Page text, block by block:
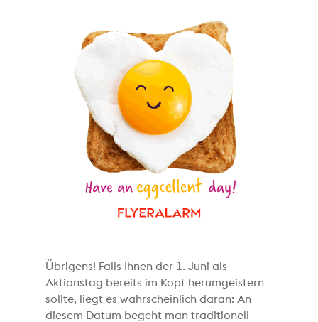
Übrigens! Falls Ihnen der 1. Juni als
Aktionstag bereits im Kopf herumgeistern
sollte, liegt es wahrscheinlich daran: An
diesem Datum begeht man traditionell